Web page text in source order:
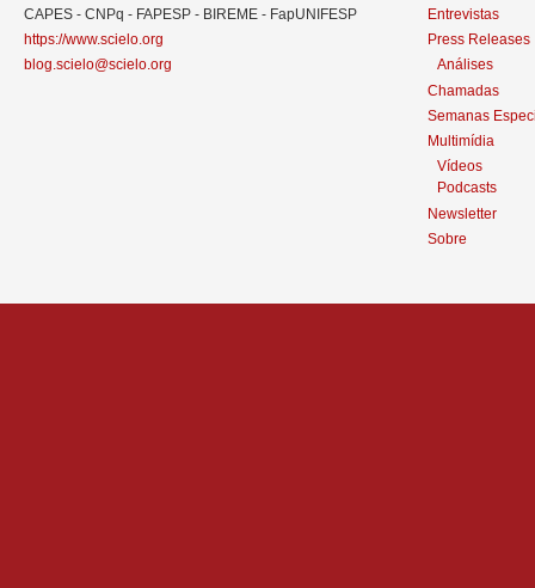
CAPES - CNPq - FAPESP - BIREME - FapUNIFESP
https://www.scielo.org
blog.scielo@scielo.org
Entrevistas
Press Releases
Análises
Chamadas
Semanas
Multimídia
Vídeos
Podcasts
Newsletter
Sobre